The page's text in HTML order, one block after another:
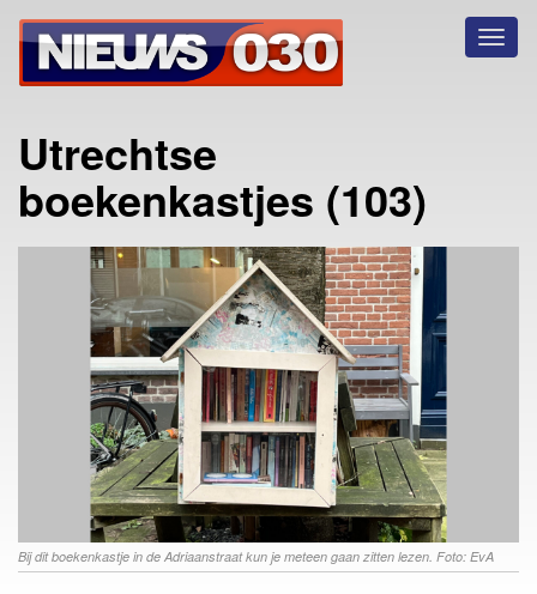
Utrechtse
boekenkastjes (103)
Bij dit boekenkastje in de Adriaanstraat kun je meteen gaan zitten lezen. Foto: EvA